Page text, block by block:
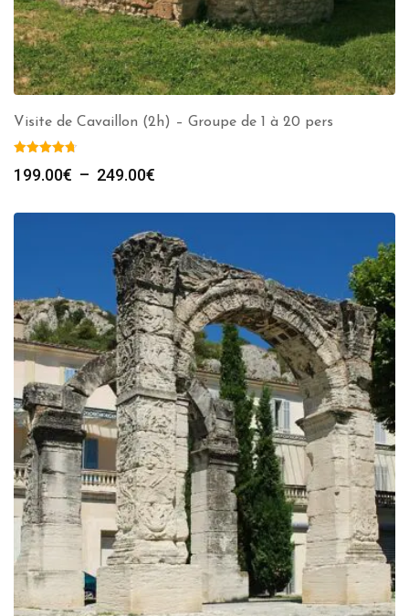
Visite de Cavaillon (2h) – Groupe de 1 à 20 pers
199.00€ – 249.00€
prix :
199.00€
à
249.00€